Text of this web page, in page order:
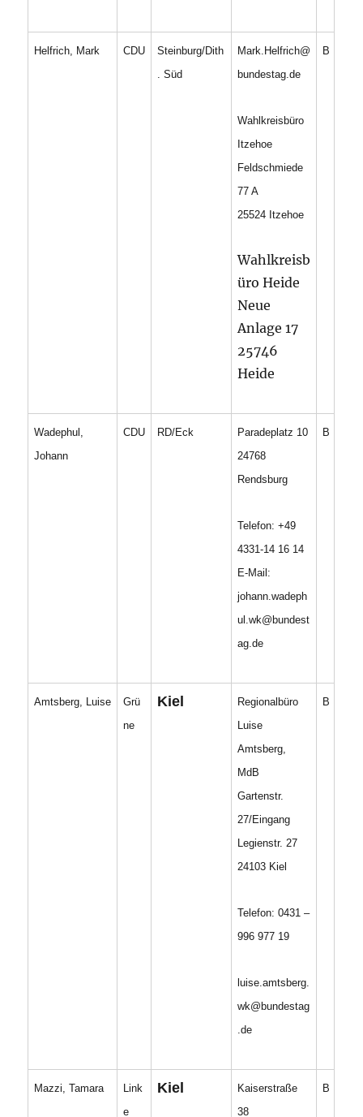
Helfrich, Mark CDU
Steinburg/Dith
. Süd
Mark.Helfrich@
bundestag.de
Wahlkreisbüro
Itzehoe
Feldschmiede
77 A
25524 Itzehoe
Wahlkreisb
üro Heide
Neue
Anlage 17
25746
Heide
B
Wadephul,
Johann
CDU RD/Eck
Paradeplatz 10
24768
Rendsburg
Telefon: +49
4331-14 16 14
E-Mail:
johann.wadeph
ul.wk@bundest
ag.de
B
Amtsberg, Luise
Grü
ne
Kiel
Regionalbüro
Luise
Amtsberg,
MdB
Gartenstr.
27/Eingang
Legienstr. 27
24103 Kiel
Telefon: 0431 –
996 977 19
luise.amtsberg.
wk@bundestag
.de
B
Mazzi, Tamara
Link
e
Kiel
Kaiserstraße
38
B